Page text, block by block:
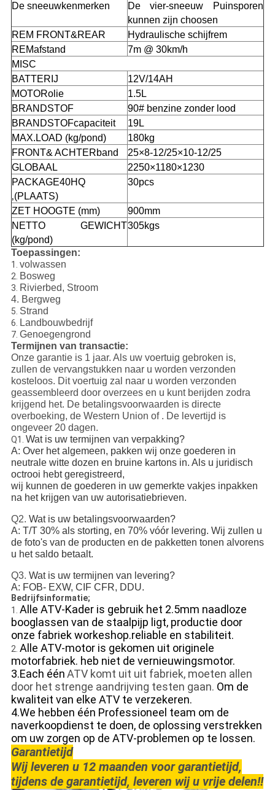
De sneeuwkenmerken
De vier-sneeuw Puinsporen
kunnen zijn choosen
REM FRONT&REAR
Hydraulische schijfrem
REMafstand
7m @ 30km/h
MISC
BATTERIJ
12V/14AH
MOTORolie
1.5L
BRANDSTOF
90# benzine zonder lood
BRANDSTOFcapaciteit
19L
MAX.LOAD (kg/pond)
180kg
FRONT& ACHTERband
25×8-12/25×10-12/25
GLOBAAL
2250×1180×1230
PACKAGE40HQ
‚(PLAATS)
30pcs
ZET HOOGTE (mm)
900mm
NETTO GEWICHT
(kg/pond)
305kgs
Toepassingen:
1. volwassen
2. Bosweg
3. Rivierbed, Stroom
4. Bergweg
5. Strand
6. Landbouwbedrijf
7. Genoegengrond
Termijnen van transactie:
Onze garantie is 1 jaar. Als uw voertuig gebroken is,
zullen de vervangstukken naar u worden verzonden
kosteloos. Dit voertuig zal naar u worden verzonden
geassembleerd door overzees en u kunt berijden zodra
krijgend het. De betalingsvoorwaarden is directe
overboeking, de Western Union of . De levertijd is
ongeveer 20 dagen.
Q1. Wat is uw termijnen van verpakking?
A: Over het algemeen, pakken wij onze goederen in
neutrale witte dozen en bruine kartons in. Als u juridisch
octrooi hebt geregistreerd,
wij kunnen de goederen in uw gemerkte vakjes inpakken
na het krijgen van uw autorisatiebrieven.
Q2. Wat is uw betalingsvoorwaarden?
A: T/T 30% als storting, en 70% vóór levering. Wij zullen u
de foto's van de producten en de pakketten tonen alvorens
u het saldo betaalt.
Q3. Wat is uw termijnen van levering?
A: FOB- EXW, CIF CFR, DDU.
Bedrijfsinformatie;
1. Alle ATV-Kader is gebruik het 2.5mm naadloze
booglassen van de staalpijp ligt, productie door
onze fabriek workeshop.reliable en stabiliteit.
2. Alle ATV-motor is gekomen uit originele
motorfabriek. heb niet de vernieuwingsmotor.
3.Each éénATV komt uit uit fabriek, moeten allen
door het strenge aandrijving testen gaan. Om de
kwaliteit van elke ATV te verzekeren.
4.We hebben één Professioneel team om de
naverkoopdienst te doen,de oplossing verstrekken
om uw zorgen op de ATV-problemen op te lossen.
Garantietijd
Wij leveren u 12 maanden voor garantietijd,
tijdens de garantietijd, leveren wij u vrije delen!!